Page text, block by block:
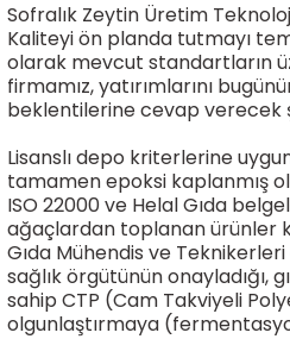
Sofralık Zeytin Üretim
Kaliteyi ön planda tutmayı
olarak mevcut standartların
firmamız, yatırımlarını
beklentilerine cevap verecek
Lisanslı depo kriterlerine
tamamen epoksi kaplanmış
ISO 22000 ve Helal Gıda
ağaçlardan toplanan ürünler
Gıda Mühendis ve
sağlık örgütünün onayladığı,
sahip CTP (Cam Takviyeli
olgunlaştırmaya